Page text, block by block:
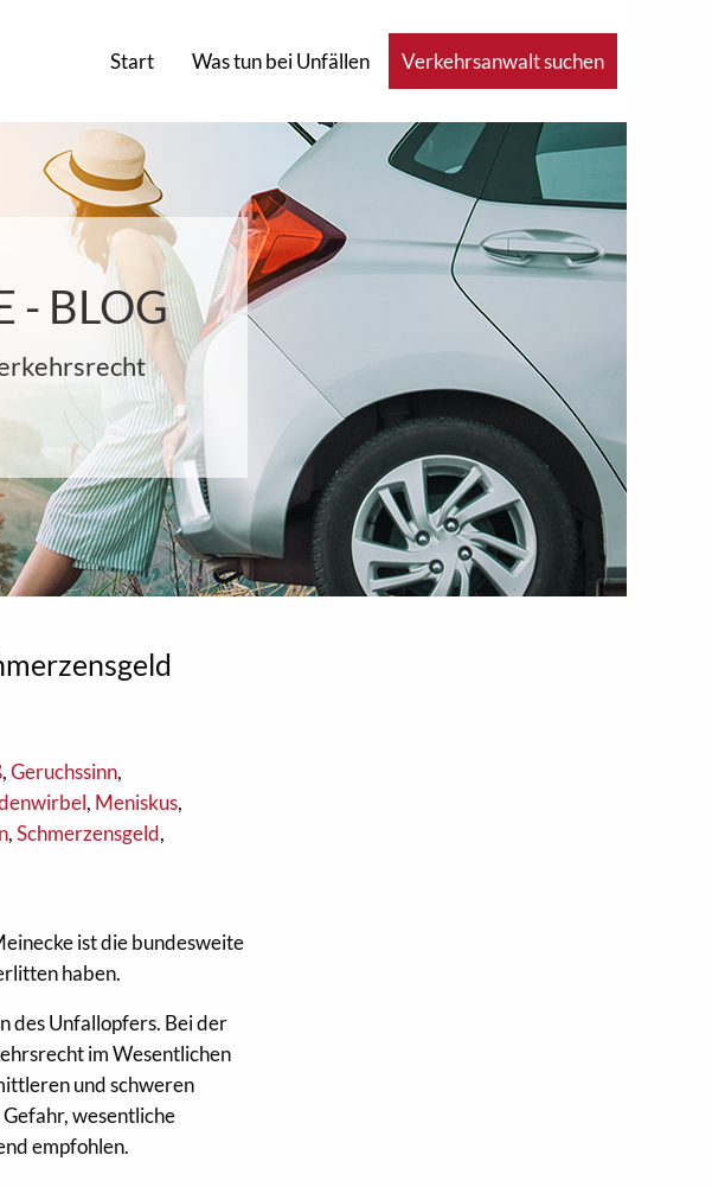
Start Was tun bei Unfällen Verkehrsanwalt suchen
- BLOG
,Geruchssinn,
, Meniskus,
,Schmerzensgeld,
ist die bundesweite
haben.
des Unfallopfers. Bei der
im Wesentlichen
und schweren
wesentliche
empfohlen.